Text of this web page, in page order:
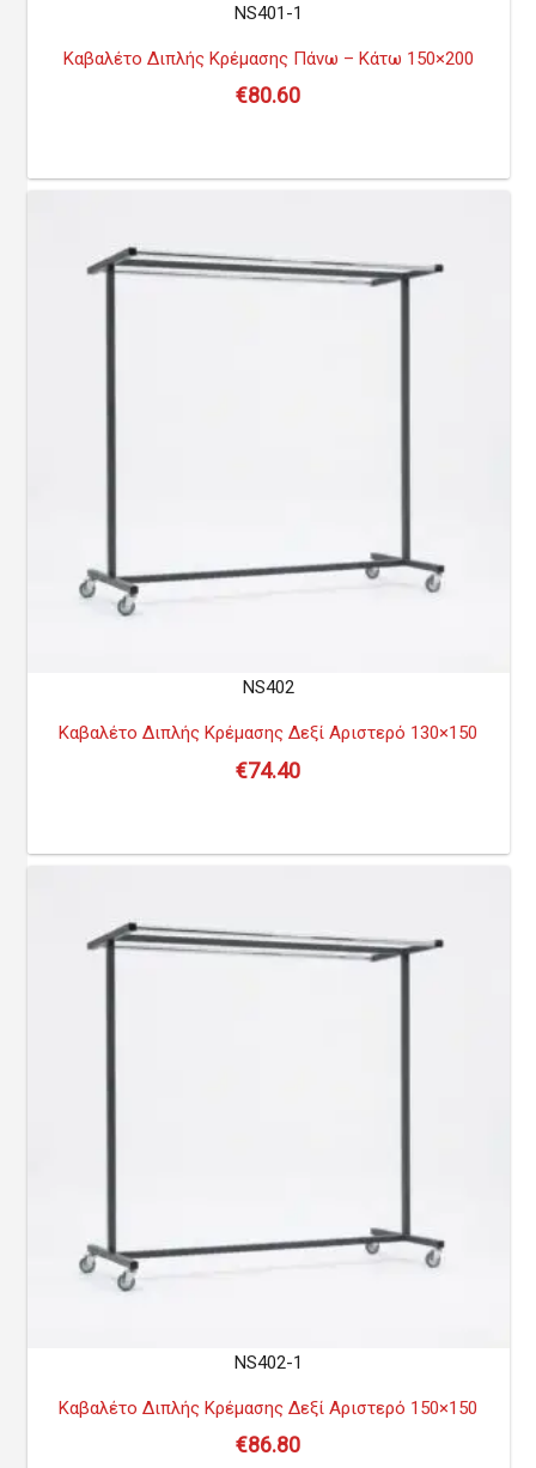
NS401-1
Καβαλέτο Διπλής Κρέμασης Πάνω – Κάτω 150×200
€80.60
NS402
Καβαλέτο Διπλής Κρέμασης Δεξί Αριστερό 130×150
€74.40
NS402-1
Καβαλέτο Διπλής Κρέμασης Δεξί Αριστερό 150×150
€86.80